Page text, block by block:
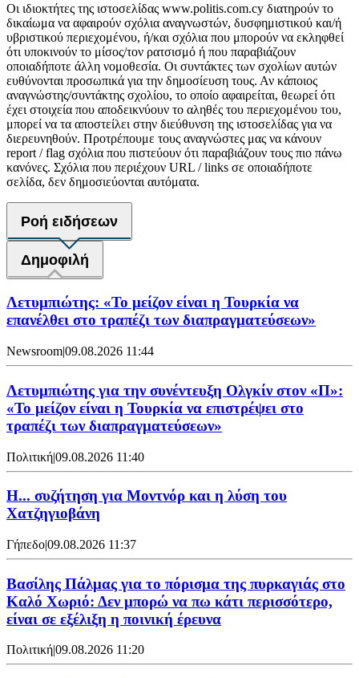
Οι ιδιοκτήτες της ιστοσελίδας www.politis.com.cy διατηρούν το
δικαίωμα να αφαιρούν σχόλια αναγνωστών, δυσφημιστικού και/ή
υβριστικού περιεχομένου, ή/και σχόλια που μπορούν να εκληφθεί
ότι υποκινούν το μίσος/τον ρατσισμό ή που παραβιάζουν
οποιαδήποτε άλλη νομοθεσία. Οι συντάκτες των σχολίων αυτών
ευθύνονται προσωπικά για την δημοσίευση τους. Αν κάποιος
αναγνώστης/συντάκτης σχολίου, το οποίο αφαιρείται, θεωρεί ότι
έχει στοιχεία που αποδεικνύουν το αληθές του περιεχομένου του,
μπορεί να τα αποστείλει στην διεύθυνση της ιστοσελίδας για να
διερευνηθούν. Προτρέπουμε τους αναγνώστες μας να κάνουν
report / flag σχόλια που πιστεύουν ότι παραβιάζουν τους πιο πάνω
κανόνες. Σχόλια που περιέχουν URL / links σε οποιαδήποτε
σελίδα, δεν δημοσιεύονται αυτόματα.
Ροή ειδήσεων
Δημοφιλή
Λετυμπιώτης: «Το μείζον είναι η Τουρκία να
επανέλθει στο τραπέζι των διαπραγματεύσεων»
Newsroom|09.08.2026 11:44
Λετυμπιώτης για την συνέντευξη Ολγκίν στον «Π»:
«Το μείζον είναι η Τουρκία να επιστρέψει στο
τραπέζι των διαπραγματεύσεων»
Πολιτική|09.08.2026 11:40
Η... συζήτηση για Μοντνόρ και η λύση του
Χατζηγιοβάνη
Γήπεδο|09.08.2026 11:37
Βασίλης Πάλμας για το πόρισμα της πυρκαγιάς στο
Καλό Χωριό: Δεν μπορώ να πω κάτι περισσότερο,
είναι σε εξέλιξη η ποινική έρευνα
Πολιτική|09.08.2026 11:20